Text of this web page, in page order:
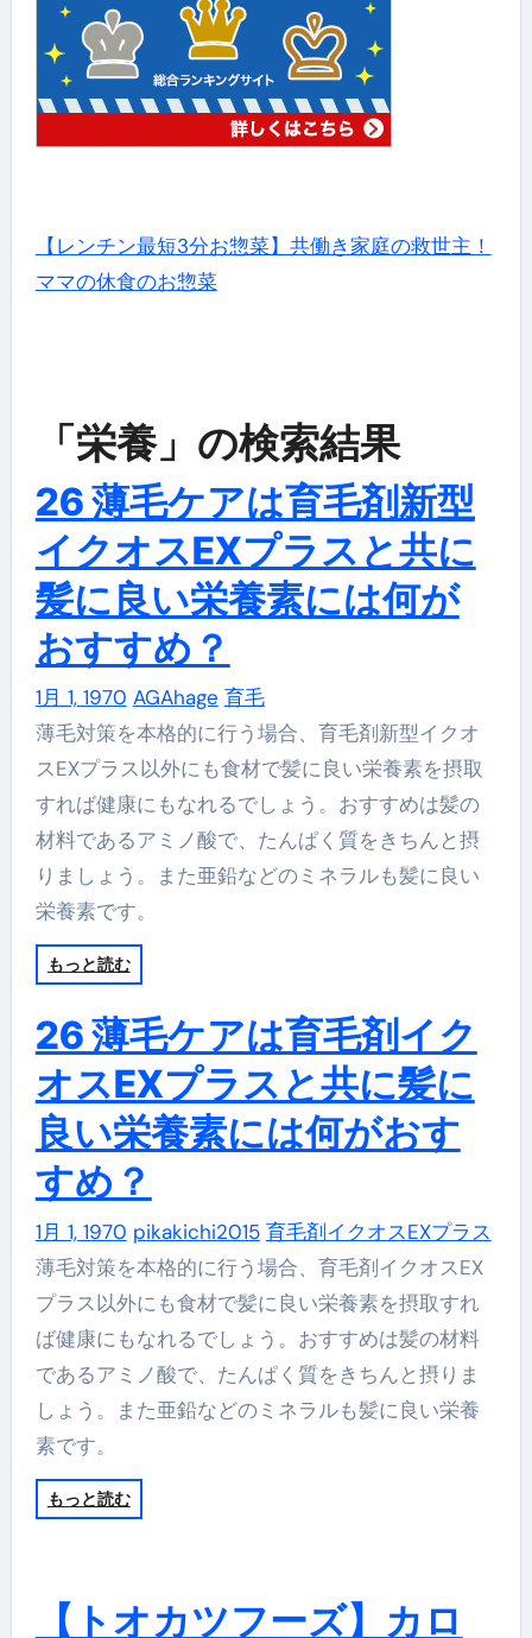
【レンチン最短3分お惣菜】共働き家庭の救世主！
ママの休食のお惣菜
「栄養」の検索結果
26 薄毛ケアは育毛剤新型
イクオスEXプラスと共に
髪に良い栄養素には何が
おすすめ？
1月 1, 1970 AGAhage 育毛
薄毛対策を本格的に行う場合、育毛剤新型イクオ
スEXプラス以外にも食材で髪に良い栄養素を摂取
すれば健康にもなれるでしょう。おすすめは髪の
材料であるアミノ酸で、たんぱく質をきちんと摂
りましょう。また亜鉛などのミネラルも髪に良い
栄養素です。
もっと読む
26 薄毛ケアは育毛剤イク
オスEXプラスと共に髪に
良い栄養素には何がおす
すめ？
1月 1, 1970 pikakichi2015 育毛剤イクオスEXプラス
薄毛対策を本格的に行う場合、育毛剤イクオスEX
プラス以外にも食材で髪に良い栄養素を摂取すれ
ば健康にもなれるでしょう。おすすめは髪の材料
であるアミノ酸で、たんぱく質をきちんと摂りま
しょう。また亜鉛などのミネラルも髪に良い栄養
素です。
もっと読む
【トオカツフーズ】カロ